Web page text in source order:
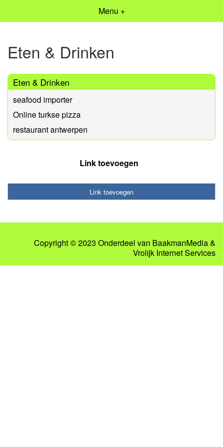
Menu +
Eten & Drinken
Eten & Drinken
seafood importer
Online turkse pizza
restaurant antwerpen
Link toevoegen
Link toevoegen
Copyright © 2023 Onderdeel van BaakmanMedia&
Vrolijk Internet Services